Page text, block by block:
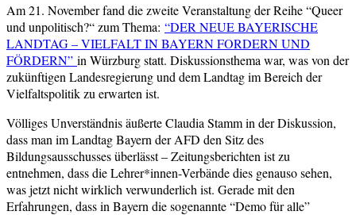
Am 21. November fand die zweite Veranstaltung der Reihe “Queer
und unpolitisch?“ zum Thema: “DER NEUE BAYERISCHE
LANDTAG – VIELFALT IN BAYERN FORDERN UND
FÖRDERN” in Würzburg statt. Diskussionsthema war, was von der
zukünftigen Landesregierung und dem Landtag im Bereich der
Vielfaltspolitik zu erwarten ist.
Völliges Unverständnis äußerte Claudia Stamm in der Diskussion,
dass man im Landtag Bayern der AFD den Sitz des
Bildungsausschusses überlässt – Zeitungsberichten ist zu
entnehmen, dass die Lehrer*innen-Verbände dies genauso sehen,
was jetzt nicht wirklich verwunderlich ist. Gerade mit den
Erfahrungen, dass in Bayern die sogenannte “Demo für alle”